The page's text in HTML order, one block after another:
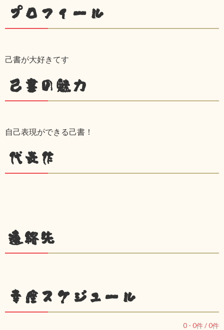
プロフィール
己書が大好きてす
己書の魅力
自己表現ができる己書！
代表作
連絡先
幸座スケジュール
0 - 0件 /0件